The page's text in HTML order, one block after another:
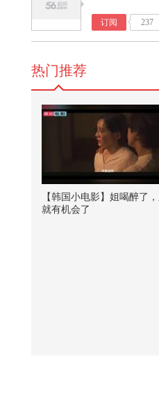
订阅 237
热门推荐
【韩国小电影】姐喝醉了
就有机会了